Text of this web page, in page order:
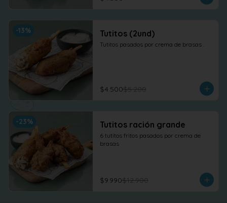
-13% Tutitos (2und)
Tutitos pasados por crema de brasas .
$4.500$5.200
-23% Tutitos ración grande
6 tutitos fritos pasados por crema de
brasas
$9.990$12.900